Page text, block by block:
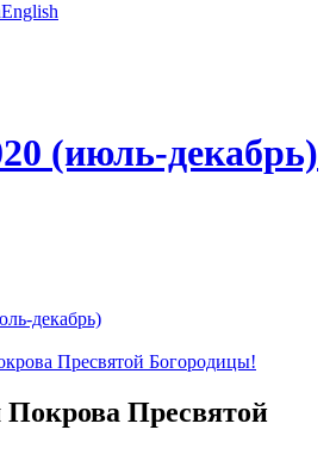
English
(июль-декабрь)
декабрь)
Пресвятой Богородицы!
Пресвятой